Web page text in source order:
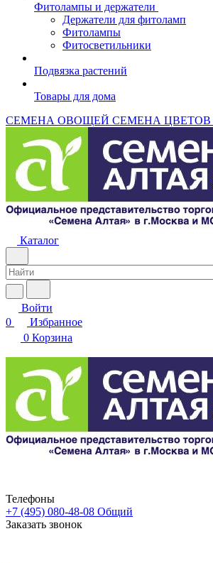
Фитолампы и держатели
Держатели для фитоламп
Фитолампы
Фитосветильники
Подвязка растений
Товары для дома
СЕМЕНА ОВОЩЕЙ СЕМЕНА ЦВЕТОВ
Каталог
Войти
0
Избранное
0 Корзина
Телефоны
+7 (495) 080-48-08 Общий
Заказать звонок